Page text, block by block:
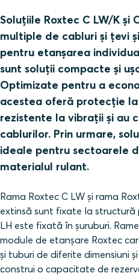
Soluțiile Roxtec C LW/K și
multiple de cabluri și țevi
pentru etanșarea
sunt soluții compacte și
Optimizate pentru a
acestea oferă protecție la
rezistente la vibrații și au
cablurilor. Prin urmare,
ideale pentru sectoarele
materialul rulant.
Rama Roxtec C LW și rama
extinsă sunt fixate la structură
LH este fixată în șuruburi.
module de etanșare Roxtec
și tuburi de diferite dimensiuni
construi o capacitate de